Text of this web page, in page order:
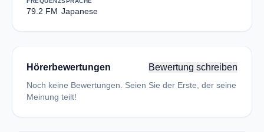
79.2 FM Japanese
Hörerbewertungen Bewertung schreiben
Noch keine Bewertungen. Seien Sie der Erste, der seine
Meinung teilt!